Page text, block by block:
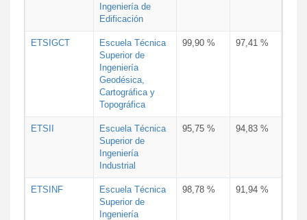
Ingeniería de
Edificación
ETSIGCT
Escuela Técnica
Superior de
Ingeniería
Geodésica,
Cartográfica y
Topográfica
99,90 % 97,41 %
ETSII
Escuela Técnica
Superior de
Ingeniería
Industrial
95,75 % 94,83 %
ETSINF
Escuela Técnica
Superior de
Ingeniería
98,78 % 91,94 %